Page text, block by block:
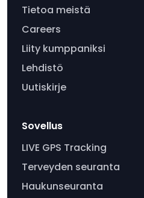
Tietoa meistä
Careers
Liity kumppaniksi
Lehdistö
Uutiskirje
Sovellus
LIVE GPS Tracking
Terveyden seuranta
Haukunseuranta